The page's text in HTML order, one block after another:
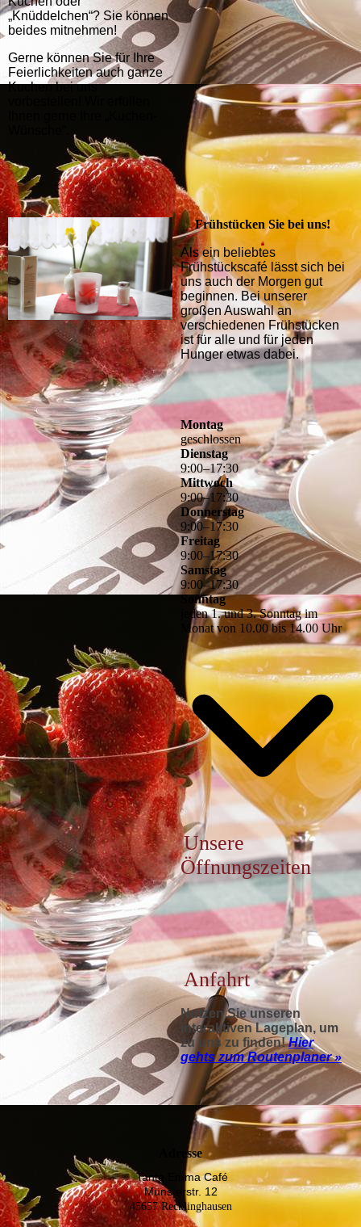
„Knüddelchen“? Sie können
beides mitnehmen!
Gerne können Sie für Ihre
Feierlichkeiten auch ganze
Kuchen bei uns
Frühstücken Sie bei uns!
Als ein beliebtes
Frühstückscafé lässt sich bei
uns auch der Morgen gut
beginnen. Bei unserer
großen Auswahl an
verschiedenen Frühstücken
ist für alle und für jeden
Hunger etwas dabei.
Montag
geschlossen
Dienstag
9:00–17:30
Mittwoch
9:00–17:30
Donnerstag
9:00–17:30
Freitag
9:00–17:30
Samstag
9:00–17:30
Sonntag
jeden 1. und 3. Sonntag im
Monat von 10.00 bis 14.00 Uhr
Unsere
Öffnungszeiten
Anfahrt
Nutzen Sie unseren
interaktiven La­ge­plan, um
zu uns zu finden!Hier
gehts zum Routenplaner »
Adresse
Tante Emma Café
Münsterstr. 12
45657 Recklinghausen